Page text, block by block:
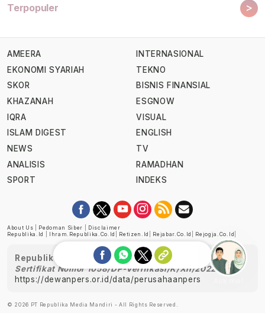
Terpopuler >
AMEERA
EKONOMI SYARIAH
SKOR
KHAZANAH
IQRA
ISLAM DIGEST
NEWS
ANALISIS
SPORT
INTERNASIONAL
TEKNO
BISNIS FINANSIAL
ESGNOW
VISUAL
ENGLISH
TV
RAMADHAN
INDEKS
About Us Pedoman Siber
Disclaimer
Republika.id
Ihram.republika.co.id Retizen.id Rejabar.co.id Rejogja.co.id
Republika telah diverifikasi oleh Dewan Pers
Sertifikat Nomor 1058/DP-Verifikasi/K/XII/2022
https://dewanpers.or.id/data/perusahaanpers
© 2026 PT Republika Media Mandiri - All Rights Reserved.